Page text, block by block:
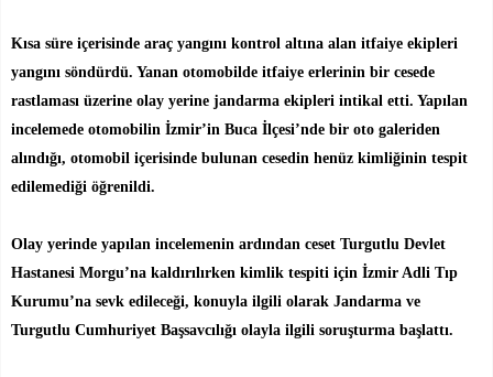
Kısa süre içerisinde araç yangını kontrol altına alan itfaiye ekipleri
yangını söndürdü. Yanan otomobilde itfaiye erlerinin bir cesede
rastlaması üzerine olay yerine jandarma ekipleri intikal etti. Yapılan
incelemede otomobilin İzmir’in Buca İlçesi’nde bir oto galeriden
alındığı, otomobil içerisinde bulunan cesedin henüz kimliğinin tespit
edilemediği öğrenildi.
Olay yerinde yapılan incelemenin ardından ceset Turgutlu Devlet
Hastanesi Morgu’na kaldırılırken kimlik tespiti için İzmir Adli Tıp
Kurumu’na sevk edileceği, konuyla ilgili olarak Jandarma ve
Turgutlu Cumhuriyet Başsavcılığı olayla ilgili soruşturma başlattı.